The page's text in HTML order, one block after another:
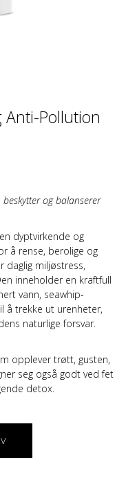
Anti-Pollution
og balanserer
dyptvirkende og
å rense, berolige og
daglig miljøstress,
inneholder en kraftfull
vann, seawhip-
å trekke ut urenheter,
naturlige forsvar.
opplever trøtt, gusten,
seg også godt ved fet
detox.